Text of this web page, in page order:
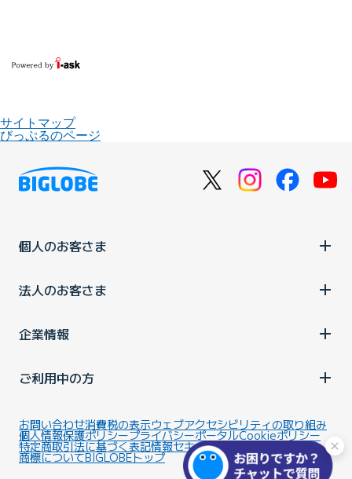
サイトマップ
びっぷるのページ
個人のお客さま
法人のお客さま
企業情報
ご利用中の方
お問い合わせ消費税の表示ウェブアクセシビリティの取り組み
個人情報保護ポリシープライバシーポータルCookieポリシー
特定商取引法に基づく表記情報セキュリティ基本方針
商標についてBIGLOBEトップ